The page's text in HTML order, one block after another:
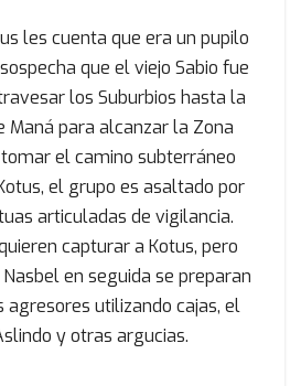
les cuenta que era un pupilo
que el viejo Sabio fue
los Suburbios hasta la
Maná para alcanzar la Zona
el camino subterráneo
el grupo es asaltado por
articuladas de vigilancia.
capturar a Kotus, pero
en seguida se preparan
agresores utilizando cajas, el
y otras argucias.